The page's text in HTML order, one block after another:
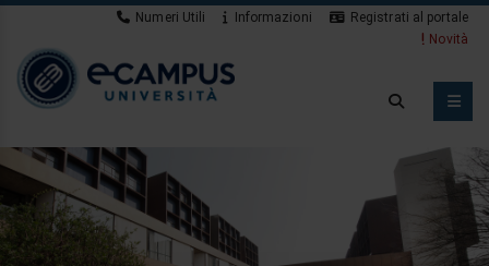
Numeri Utili Informazioni
Registrati al portale
Novità